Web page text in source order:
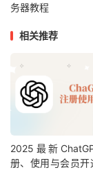
务器教程
相关推荐
2025最新
册、使用与会员开